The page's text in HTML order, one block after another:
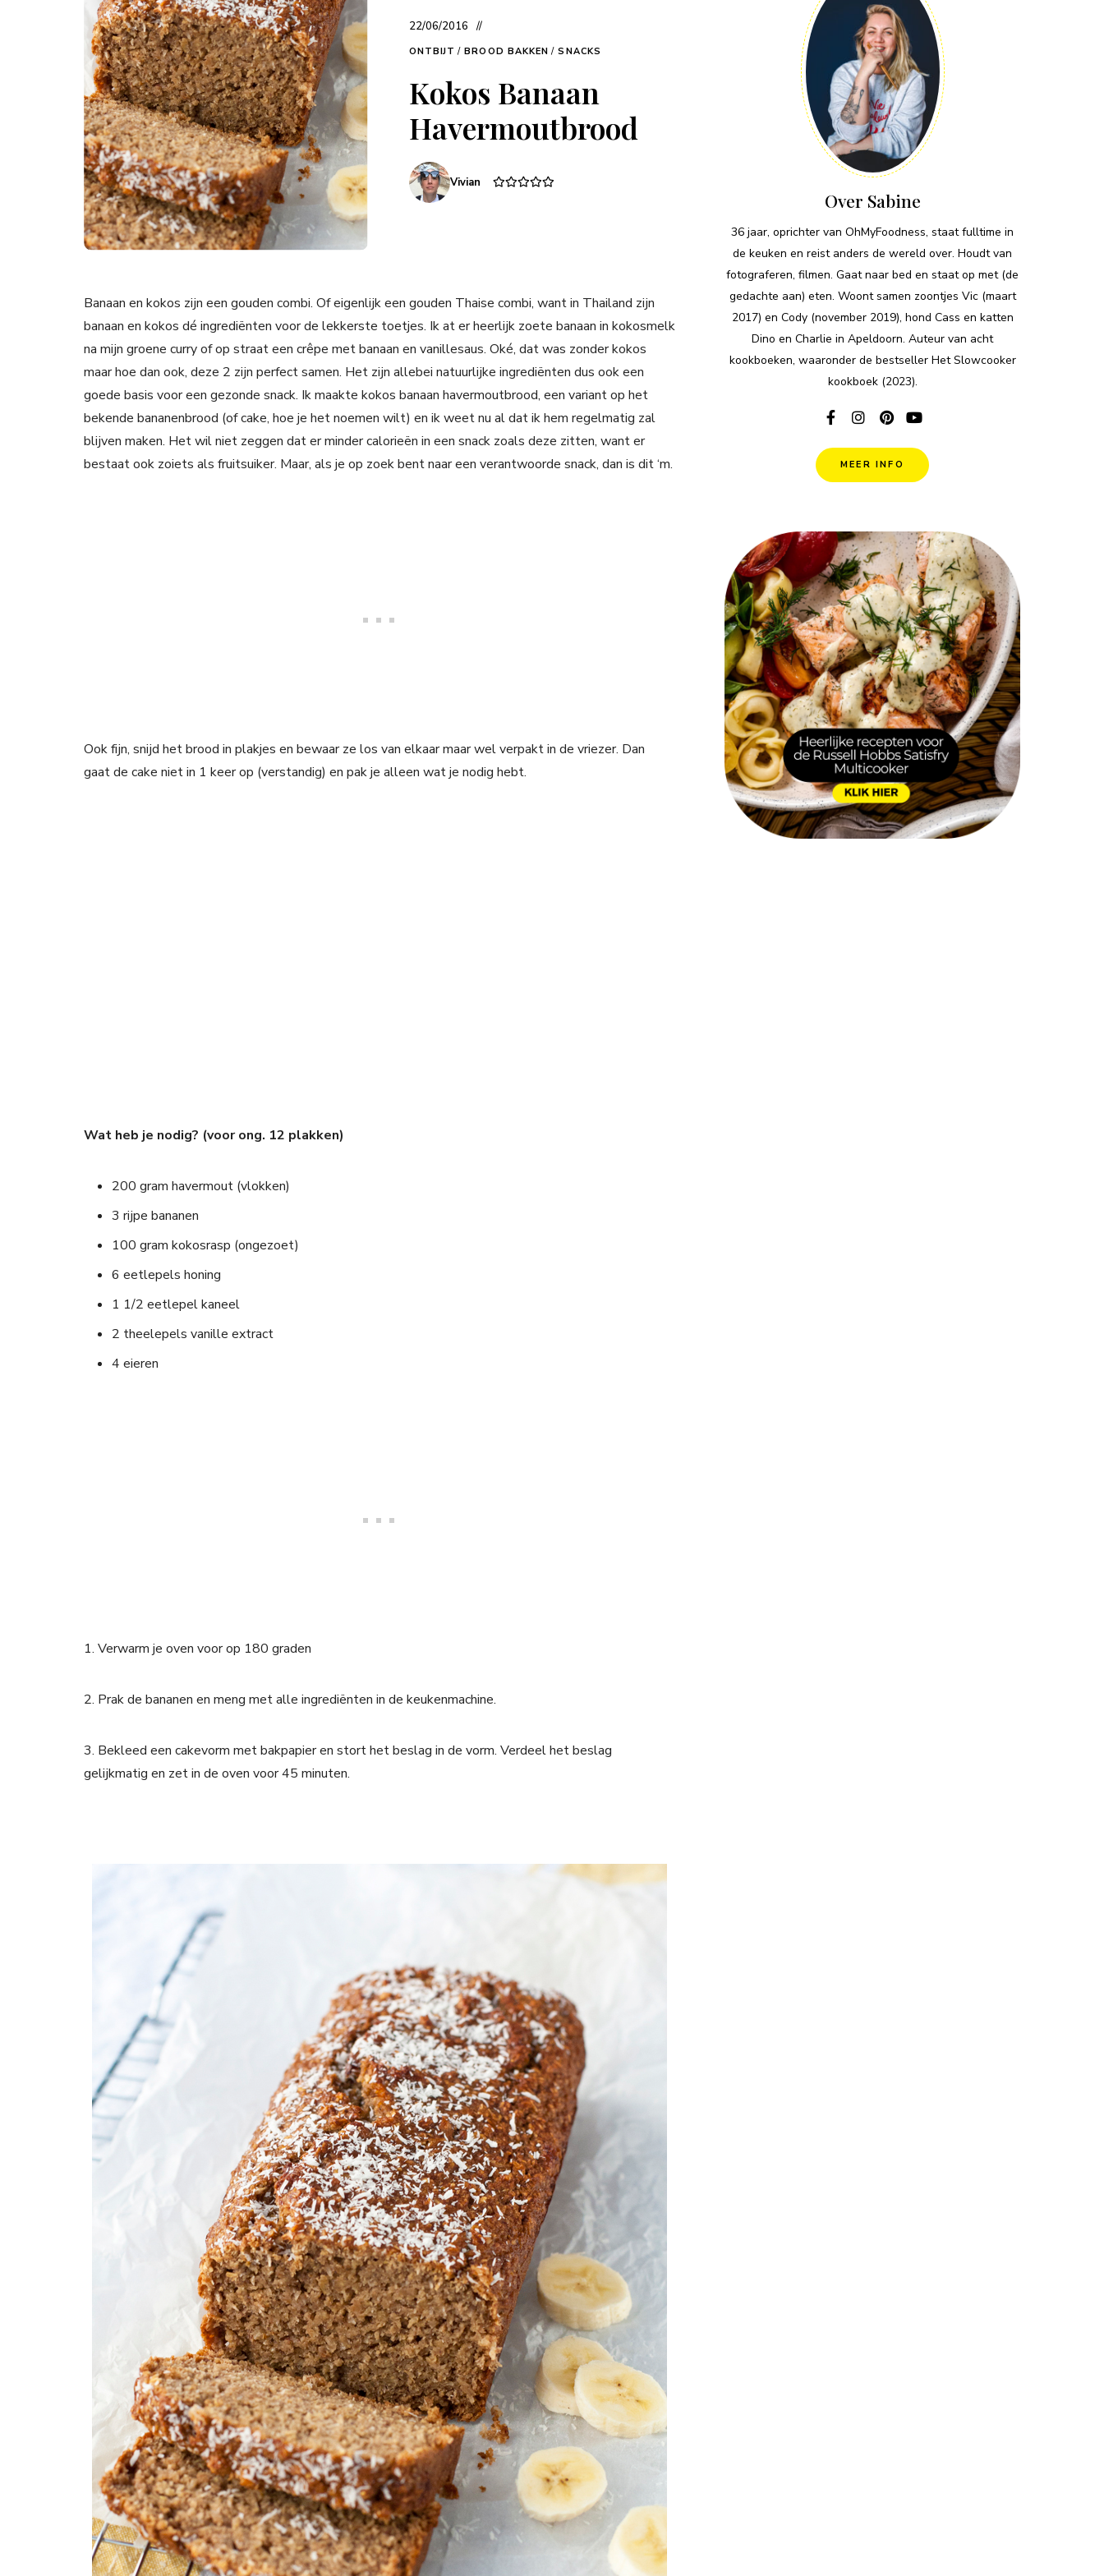
22/06/2016
ONTBIJT / BROOD BAKKEN / SNACKS
Kokos Banaan
Havermoutbrood
Vivian
Banaan en kokos zijn een gouden combi. Of eigenlijk een gouden Thaise combi, want in Thailand zijn
banaan en kokos dé ingrediënten voor de lekkerste toetjes. Ik at er heerlijk zoete banaan in kokosmelk
na mijn groene curry of op straat een crêpe met banaan en vanillesaus. Oké, dat was zonder kokos
maar hoe dan ook, deze 2 zijn perfect samen. Het zijn allebei natuurlijke ingrediënten dus ook een
goede basis voor een gezonde snack. Ik maakte kokos banaan havermoutbrood, een variant op het
bekende bananenbrood (of cake, hoe je het noemen wilt) en ik weet nu al dat ik hem regelmatig zal
blijven maken. Het wil niet zeggen dat er minder calorieën in een snack zoals deze zitten, want er
bestaat ook zoiets als fruitsuiker. Maar, als je op zoek bent naar een verantwoorde snack, dan is dit ‘m.
Ook fijn, snijd het brood in plakjes en bewaar ze los van elkaar maar wel verpakt in de vriezer. Dan
gaat de cake niet in 1 keer op (verstandig) en pak je alleen wat je nodig hebt.
Wat heb je nodig? (voor ong. 12 plakken)
200 gram havermout (vlokken)
3 rijpe bananen
100 gram kokosrasp (ongezoet)
6 eetlepels honing
1 1/2 eetlepel kaneel
2 theelepels vanille extract
4 eieren
1. Verwarm je oven voor op 180 graden
2. Prak de bananen en meng met alle ingrediënten in de keukenmachine.
3. Bekleed een cakevorm met bakpapier en stort het beslag in de vorm. Verdeel het beslag
gelijkmatig en zet in de oven voor 45 minuten.
Over Sabine
36 jaar, oprichter van OhMyFoodness, staat fulltime in
de keuken en reist anders de wereld over. Houdt van
fotograferen, filmen. Gaat naar bed en staat op met (de
gedachte aan) eten. Woont samen zoontjes Vic (maart
2017) en Cody (november 2019), hond Cass en katten
Dino en Charlie in Apeldoorn. Auteur van acht
kookboeken, waaronder de bestseller Het Slowcooker
kookboek (2023).
MEER INFO